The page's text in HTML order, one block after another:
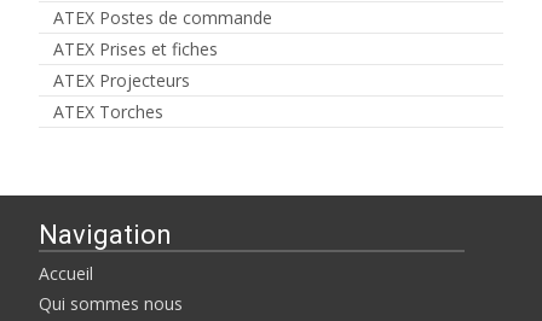
ATEX Postes de commande
ATEX Prises et fiches
ATEX Projecteurs
ATEX Torches
Navigation
Accueil
Qui sommes nous